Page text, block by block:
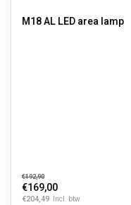
M18 AL LED area lamp
€192,90
€169,00
€204,49 Incl. btw